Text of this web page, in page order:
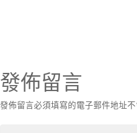
發佈留言
發佈留言必須填寫的電子郵件地址不